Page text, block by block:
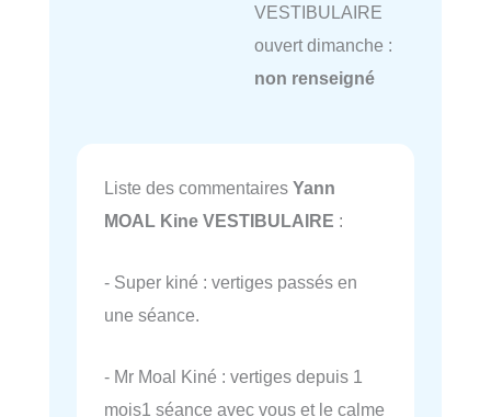
VESTIBULAIRE
ouvert dimanche :
non renseigné
Liste des commentaires Yann
MOAL Kine VESTIBULAIRE :
- Super kiné : vertiges passés en
une séance.
- Mr Moal Kiné : vertiges depuis 1
mois1 séance avec vous et le calme